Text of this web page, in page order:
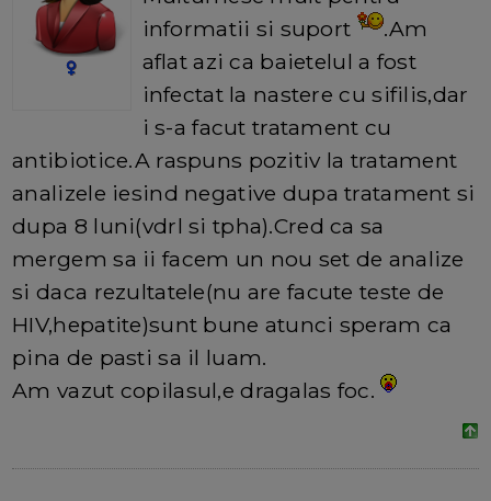
informatii si suport
.Am
aflat azi ca baietelul a fost
infectat la nastere cu sifilis,dar
i s-a facut tratament cu
antibiotice.A raspuns pozitiv la tratament
analizele iesind negative dupa tratament si
dupa 8 luni(vdrl si tpha).Cred ca sa
mergem sa ii facem un nou set de analize
si daca rezultatele(nu are facute teste de
HIV,hepatite)sunt bune atunci speram ca
pina de pasti sa il luam.
Am vazut copilasul,e dragalas foc.